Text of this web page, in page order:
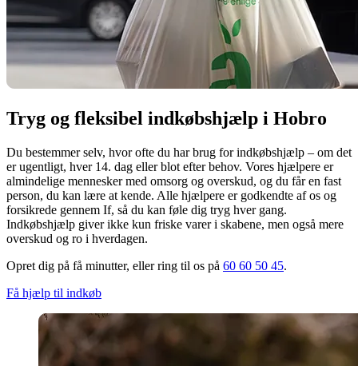
Tryg og fleksibel indkøbshjælp i Hobro
Du bestemmer selv, hvor ofte du har brug for indkøbshjælp – om det
er ugentligt, hver 14. dag eller blot efter behov. Vores hjælpere er
almindelige mennesker med omsorg og overskud, og du får en fast
person, du kan lære at kende. Alle hjælpere er godkendte af os og
forsikrede gennem If, så du kan føle dig tryg hver gang.
Indkøbshjælp giver ikke kun friske varer i skabene, men også mere
overskud og ro i hverdagen.
Opret dig på få minutter, eller ring til os på 60 60 50 45.
Få hjælp til indkøb